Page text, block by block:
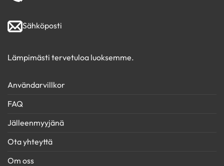
Sähköposti
Lämpimästi tervetuloa luoksemme.
Användarvillkor
FAQ
Jälleenmyyjänä
Ota yhteyttä
Om oss